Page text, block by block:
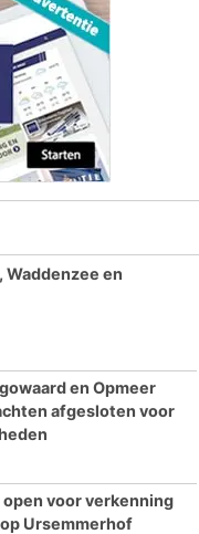
Waddenzee en
en Opmeer
afgesloten voor
voor verkenning
Ursemmerhof